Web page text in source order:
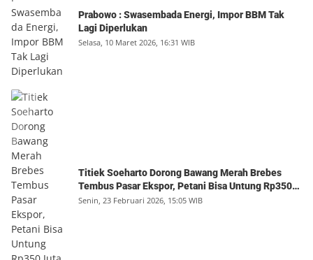
Prabowo : Swasembada Energi, Impor BBM Tak
Lagi Diperlukan
Selasa, 10 Maret 2026, 16:31 WIB
Titiek Soeharto Dorong Bawang Merah Brebes
Tembus Pasar Ekspor, Petani Bisa Untung Rp350
Juta per Hektare
Senin, 23 Februari 2026, 15:05 WIB